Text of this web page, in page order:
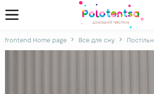
frontend.Home page Все для сну